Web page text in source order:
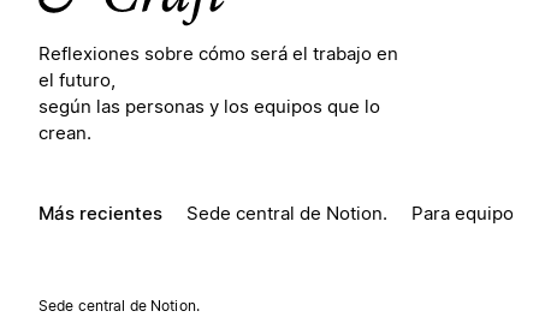
Reflexiones sobre cómo será el trabajo en
el futuro,
según las personas y los equipos que lo
crean.
Más recientes Sede central de Notion. Para equipos
Sede central de Notion.